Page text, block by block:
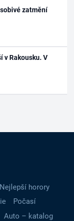
zatmění
v Rakousku. V
Nejlepší horory
Počasí
Auto – katalog